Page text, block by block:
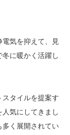
気を抑えて、見
に暖かく活躍し
タイルを提案す
気にしてきまし
多く展開されてい